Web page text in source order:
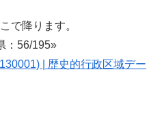
で降ります。
：56/195»
| 歴史的行政区域デー